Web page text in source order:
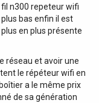
n300 repeteur wifi
plus bas enfin il est
en plus présente
réseau et avoir une
le répéteur wifi en
a le même prix
de sa génération